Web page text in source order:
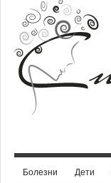
Болезни Дети